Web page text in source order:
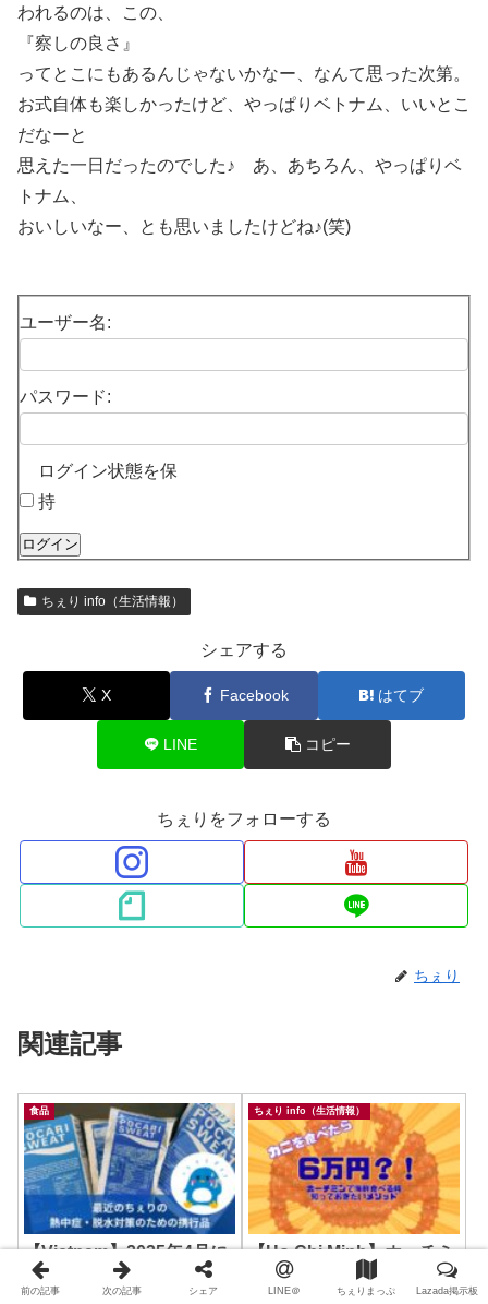
われるのは、この、
『察しの良さ』
ってとこにもあるんじゃないかなー、なんて思った次第。
お式自体も楽しかったけど、やっぱりベトナム、いいとこ
だなーと
思えた一日だったのでした♪ あ、あちろん、やっぱりベ
トナム、
おいしいなー、とも思いましたけどね♪(笑)
ユーザー名:
パスワード:
ログイン状態を保
持
ログイン
ちぇり info（生活情報）
シェアする
X Facebook はてブ
LINE コピー
ちぇりをフォローする
ちぇり
関連記事
食品
【Vietnam】2025年4月に
製造工場開設！暑い季節に
携帯しとくと安心ですよ！
ちぇり info（生活情報）
【Ho Chi Minh】ホーチミ
ンの海鮮料理屋さんはちょ
っと難易度高？！トラブル
前の記事 次の記事 シェア LINE＠ ちぇりまっぷ Lazada掲示板